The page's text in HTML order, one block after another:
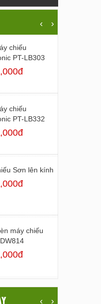
‹ ›
chiếu
PT-LB303
chiếu
PT-LB332
Sơn lên kính
máy chiếu
‹ ›